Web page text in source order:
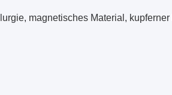
magnetisches Material, kupferner